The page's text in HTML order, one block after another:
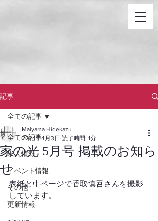
記事
全ての記事
求人情報
イベント情報
その他
更新情報
全ての記事
家の光 5月号 掲載のお知ら
せ
Maiyama Hidekazu
2024年4月3日 読了時間: 1分
表紙と中ページで香取慎吾さんを撮影
しています。